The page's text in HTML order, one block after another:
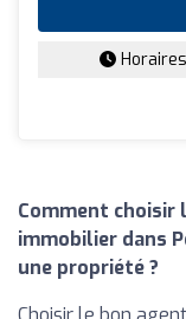
Horaires
Comment choisir
immobilier dans
une propriété ?